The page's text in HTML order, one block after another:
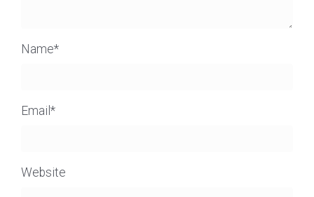
Name*
Email *
Website